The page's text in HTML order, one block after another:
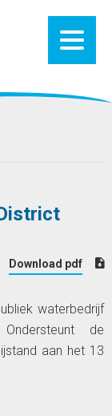
Download pdf
waterbedrijf
de
aan het 13